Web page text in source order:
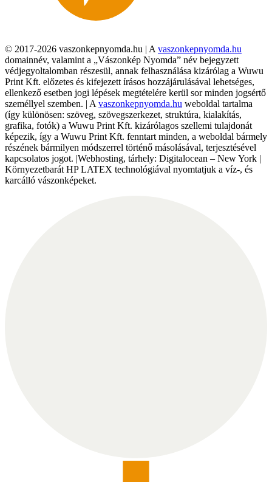
© 2017-2026 vaszonkepnyomda.hu | A vaszonkepnyomda.hu
domainnév, valamint a „Vászonkép Nyomda” név bejegyzett
védjegyoltalomban részesül, annak felhasználása kizárólag a Wuwu
Print Kft. előzetes és kifejezett írásos hozzájárulásával lehetséges,
ellenkező esetben jogi lépések megtételére kerül sor minden jogsértő
személlyel szemben. | A vaszonkepnyomda.hu weboldal tartalma
(így különösen: szöveg, szövegszerkezet, struktúra, kialakítás,
grafika, fotók) a Wuwu Print Kft. kizárólagos szellemi tulajdonát
képezik, így a Wuwu Print Kft. fenntart minden, a weboldal bármely
részének bármilyen módszerrel történő másolásával, terjesztésével
kapcsolatos jogot. |Webhosting, tárhely: Digitalocean – New York |
Környezetbarát HP LATEX technológiával nyomtatjuk a víz-, és
karcálló vászonképeket.